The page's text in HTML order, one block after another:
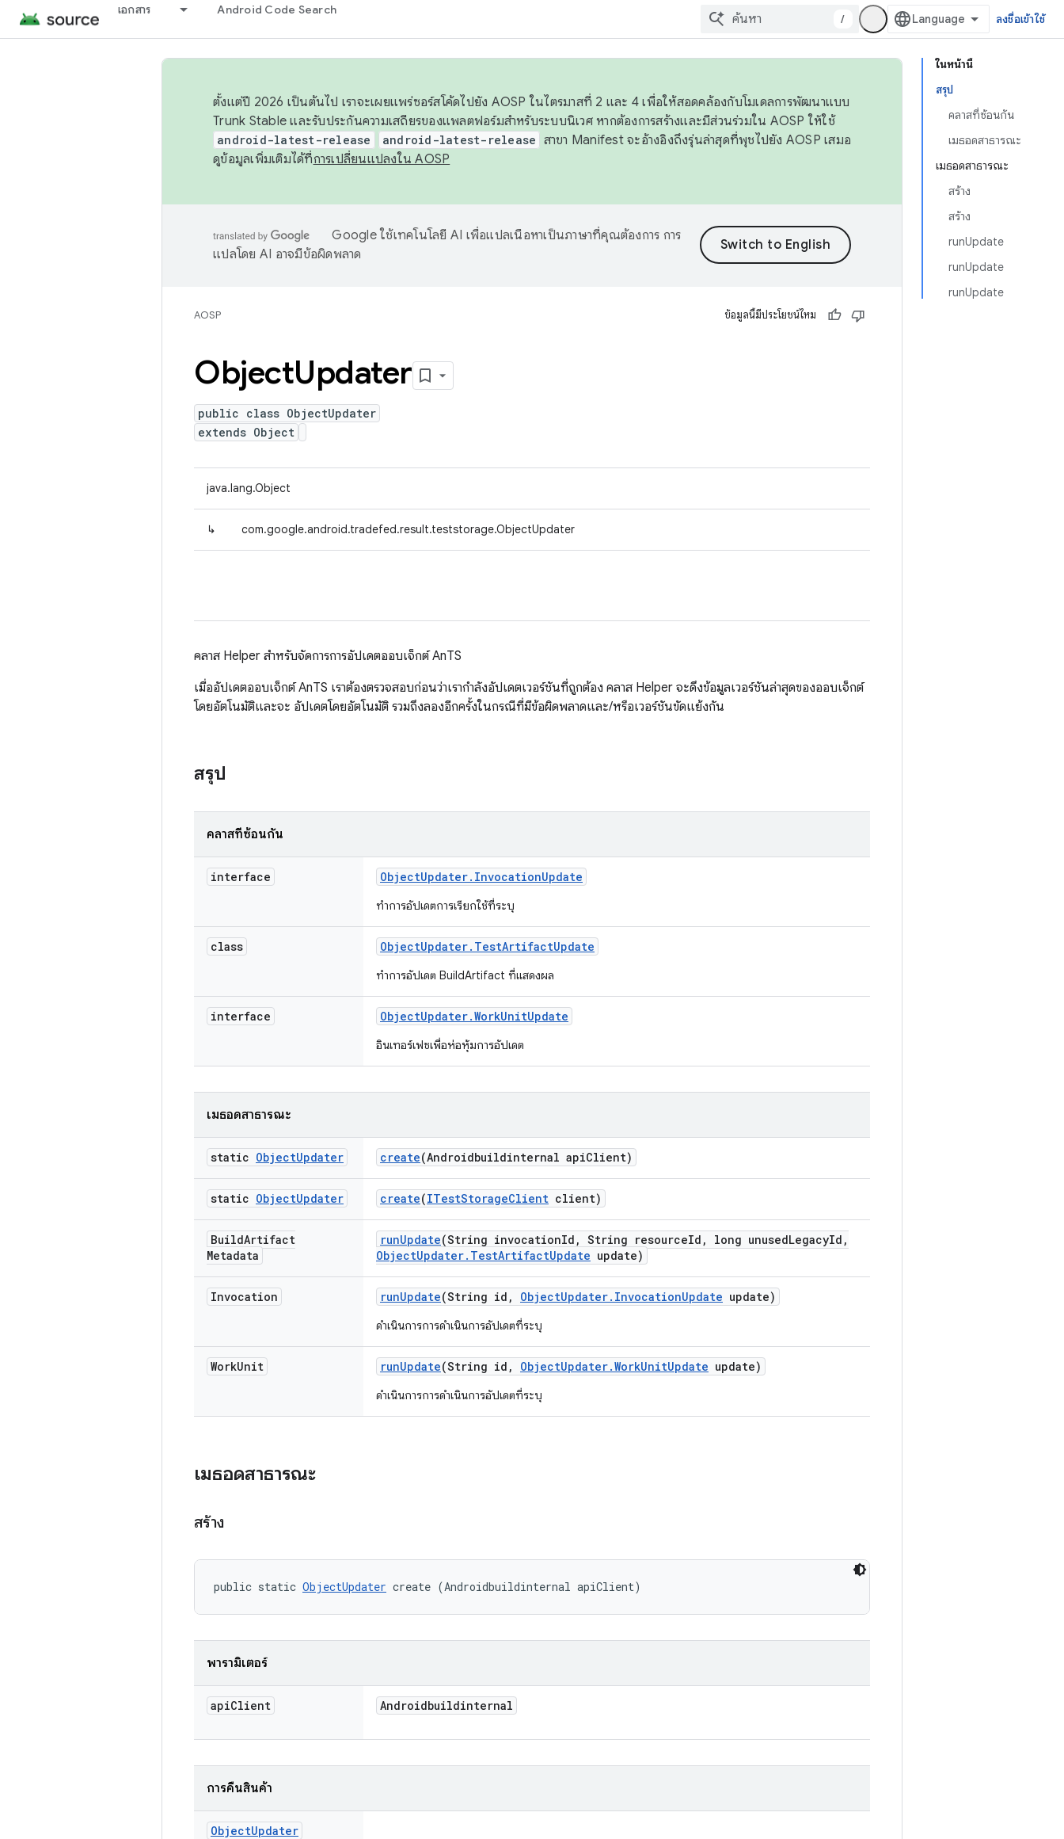
เอกสาร Android Code Search
/ ลงชื่อเข้าใช้
ในหน้านี้
สรุป
คลาสที่ซ้อนกัน
เมธอดสาธารณะ
เมธอดสาธารณะ
สร้าง
สร้าง
runUpdate
runUpdate
runUpdate
ตั้งแต่ปี 2026 เป็นต้นไป เราจะเผยแพร่ซอร์สโค้ดไปยัง AOSP ในไตรมาสที่ 2 และ 4 เพื่อให้สอดคล้องกับโมเดลการพัฒนาแบบ
Trunk Stable และรับประกันความเสถียรของแพลตฟอร์มสำหรับระบบนิเวศ หากต้องการสร้างและมีส่วนร่วมใน AOSP ให้ใช้
android-latest-release android-latest-release สาขา Manifest จะอ้างอิงถึงรุ่นล่าสุดที่พุชไปยัง AOSP เสมอ
ดูข้อมูลเพิ่มเติมได้ที่การเปลี่ยนแปลงใน AOSP
Google ใช้เทคโนโลยี AI เพื่อแปลเนื้อหาเป็นภาษาที่คุณต้องการ การ
แปลโดย AI อาจมีข้อผิดพลาด
AOSP ข้อมูลนี้มีประโยชน์ไหม
ObjectUpdater
public class ObjectUpdater
extends Object
java.lang.Object
↳ com.google.android.tradefed.result.teststorage.ObjectUpdater
คลาส Helper สำหรับจัดการการอัปเดตออบเจ็กต์ AnTS
เมื่ออัปเดตออบเจ็กต์ AnTS เราต้องตรวจสอบก่อนว่าเรากำลังอัปเดตเวอร์ชันที่ถูกต้อง คลาส Helper จะดึงข้อมูลเวอร์ชันล่าสุดของออบเจ็กต์
โดยอัตโนมัติและจะ อัปเดตโดยอัตโนมัติ รวมถึงลองอีกครั้งในกรณีที่มีข้อผิดพลาดและ/หรือเวอร์ชันขัดแย้งกัน
สรุป
คลาสที่ซ้อนกัน
interface ObjectUpdater. InvocationUpdate
ทำการอัปเดตการเรียกใช้ที่ระบุ
class ObjectUpdater. TestArtifactUpdate
ทำการอัปเดต BuildArtifact ที่แสดงผล
interface ObjectUpdater.WorkUnitUpdate
อินเทอร์เฟซเพื่อห่อหุ้มการอัปเดต
เมธอดสาธารณะ
static ObjectUpdater create(Androidbuildinternal apiClient)
static ObjectUpdater create(ITestStorageClient client)
BuildArtifact
Metadata
runUpdate(String invocationId , String resourceId , long unusedLegacyId ,
ObjectUpdater. TestArtifactUpdate update)
Invocation runUpdate(String id , ObjectUpdater. InvocationUpdate update)
ดำเนินการการดำเนินการอัปเดตที่ระบุ
WorkUnit runUpdate(String id , ObjectUpdater.WorkUnitUpdate update)
ดำเนินการการดำเนินการอัปเดตที่ระบุ
เมธอดสาธารณะ
สร้าง
public static ObjectUpdater create (Androidbuildinternal apiClient)
พารามิเตอร์
apiClient Androidbuildinternal
การคืนสินค้า
ObjectUpdater